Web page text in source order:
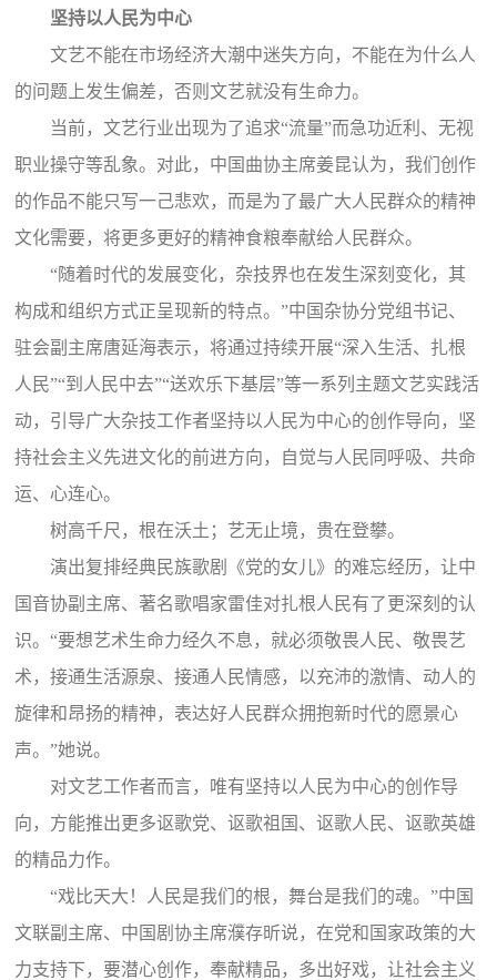
坚持以人民为中心
文艺不能在市场经济大潮中迷失方向，不能在为什么人
的问题上发生偏差，否则文艺就没有生命力。
当前，文艺行业出现为了追求“流量”而急功近利、无视
职业操守等乱象。对此，中国曲协主席姜昆认为，我们创作
的作品不能只写一己悲欢，而是为了最广大人民群众的精神
文化需要，将更多更好的精神食粮奉献给人民群众。
“随着时代的发展变化，杂技界也在发生深刻变化，其
构成和组织方式正呈现新的特点。”中国杂协分党组书记、
驻会副主席唐延海表示，将通过持续开展“深入生活、扎根
人民”“到人民中去”“送欢乐下基层”等一系列主题文艺实践活
动，引导广大杂技工作者坚持以人民为中心的创作导向，坚
持社会主义先进文化的前进方向，自觉与人民同呼吸、共命
运、心连心。
树高千尺，根在沃土；艺无止境，贵在登攀。
演出复排经典民族歌剧《党的女儿》的难忘经历，让中
国音协副主席、著名歌唱家雷佳对扎根人民有了更深刻的认
识。“要想艺术生命力经久不息，就必须敬畏人民、敬畏艺
术，接通生活源泉、接通人民情感，以充沛的激情、动人的
旋律和昂扬的精神，表达好人民群众拥抱新时代的愿景心
声。”她说。
对文艺工作者而言，唯有坚持以人民为中心的创作导
向，方能推出更多讴歌党、讴歌祖国、讴歌人民、讴歌英雄
的精品力作。
“戏比天大！人民是我们的根，舞台是我们的魂。”中国
文联副主席、中国剧协主席濮存昕说，在党和国家政策的大
力支持下，要潜心创作，奉献精品，多出好戏，让社会主义